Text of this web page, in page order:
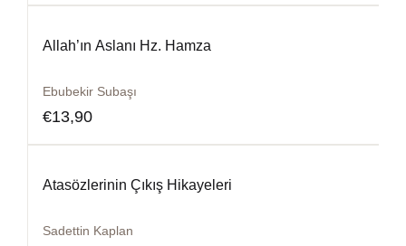
Allah’ın Aslanı Hz. Hamza
Ebubekir Subaşı
€13,90
Atasözlerinin Çıkış Hikayeleri
Sadettin Kaplan